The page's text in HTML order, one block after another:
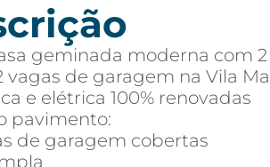
geminada moderna com 2
vagas de garagem na Vila
e elétrica 100% renovadas
pavimento:
de garagem cobertas